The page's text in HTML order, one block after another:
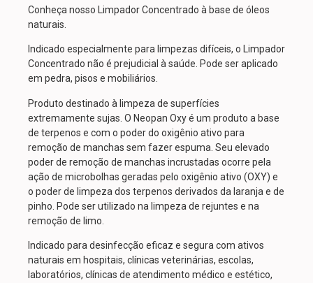
Conheça nosso Limpador Concentrado à base de óleos
naturais.
Indicado especialmente para limpezas difíceis, o Limpador
Concentrado não é prejudicial à saúde. Pode ser aplicado
em pedra, pisos e mobiliários.
Produto destinado à limpeza de superfícies
extremamente sujas. O Neopan Oxy é um produto a base
de terpenos e com o poder do oxigênio ativo para
remoção de manchas sem fazer espuma. Seu elevado
poder de remoção de manchas incrustadas ocorre pela
ação de microbolhas geradas pelo oxigênio ativo (OXY) e
o poder de limpeza dos terpenos derivados da laranja e de
pinho. Pode ser utilizado na limpeza de rejuntes e na
remoção de limo.
Indicado para desinfecção eficaz e segura com ativos
naturais em hospitais, clínicas veterinárias, escolas,
laboratórios, clínicas de atendimento médico e estético,